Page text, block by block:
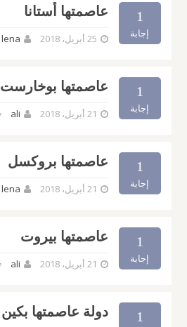
1
إجابة
عاصمتها أستانا
25 أبريل، 2018 lena
1
إجابة
عاصمتها بوخارست
21 أبريل، 2018 ali
1
إجابة
عاصمتها بروكسل
21 أبريل، 2018 lena
1
إجابة
عاصمتها بيروت
21 أبريل، 2018 ali
1 دولة عاصمتها بكين